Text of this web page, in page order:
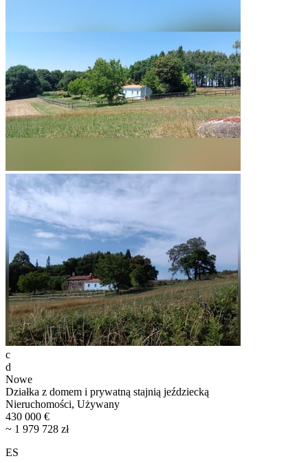
c
d
Nowe
Działka z domem i prywatną stajnią jeździecką
Nieruchomości, Używany
430 000 €
~ 1 979 728 zł
ES